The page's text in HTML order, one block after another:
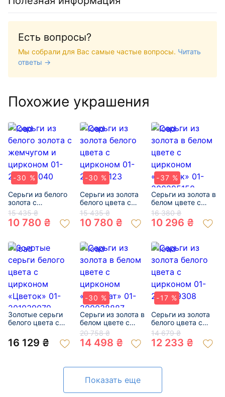
Есть вопросы?
Мы собрали для Вас самые частые вопросы. Читать
ответы →
Похожие украшения
-30 %
Серьги из белого
золота с
жемчугом и
цирконом 01-
200200040
15 435 ₴
10 780 ₴
-30 %
Серьги из золота
белого цвета с
цирконом 01-
200218123
15 435 ₴
10 780 ₴
-37 %
Серьги из золота в
белом цвете с
цирконом
«Цветок» 01-
200295150
16 380 ₴
10 296 ₴
Золотые серьги
белого цвета с
«Цветок» 01-
201039079
16 129 ₴
-30 %
Серьги из золота в
белом цвете с
цирконом
«Квадрат» 01-
200038887
20 758 ₴
14 498 ₴
-17 %
Серьги из золота
белого цвета с
цирконом 01-
200809308
14 679 ₴
12 233 ₴
Показать еще